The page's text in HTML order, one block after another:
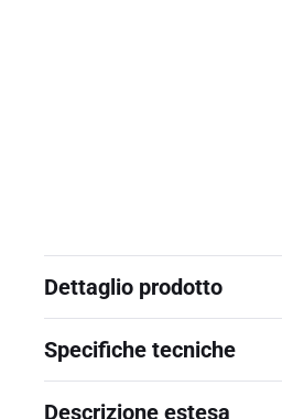
Dettaglio prodotto
Specifiche tecniche
Descrizione estesa